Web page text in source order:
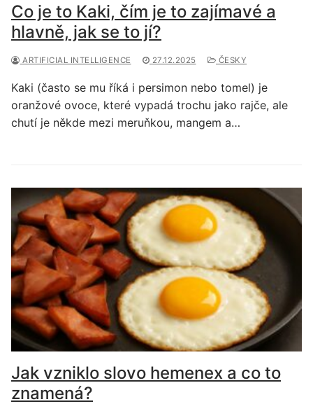
Co je to Kaki, čím je to zajímavé a
hlavně, jak se to jí?
ARTIFICIAL INTELLIGENCE 27.12.2025 ČESKY
Kaki (často se mu říká i persimon nebo tomel) je
oranžové ovoce, které vypadá trochu jako rajče, ale
chutí je někde mezi meruňkou, mangem a…
Jak vzniklo slovo hemenex a co to
znamená?